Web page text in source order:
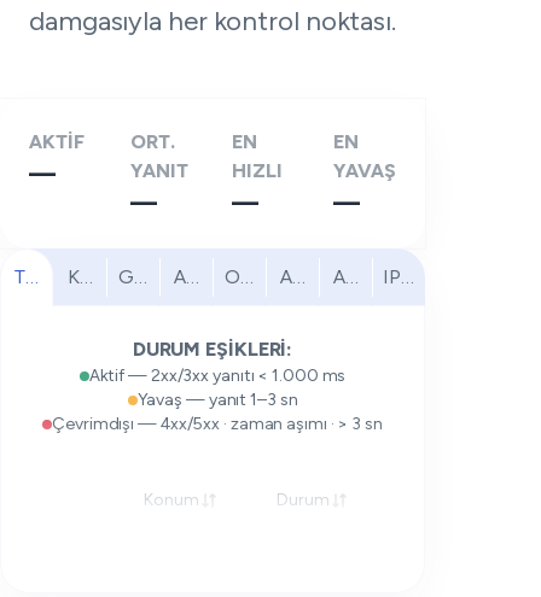
damgasıyla her kontrol noktası.
AKTİF
—
ORT.
YANIT
—
EN
HIZLI
—
EN
YAVAŞ
—
Tümü Kuzey Amerika
Güney Amerika
AvrupaOrta Doğu
Afrika Asya Pasifik
IPv6
DURUM EŞİKLERİ:
Aktif — 2xx/3xx yanıtı < 1.000 ms
Yavaş — yanıt 1–3 sn
Çevrimdışı — 4xx/5xx · zaman aşımı · > 3 sn
Konum Durum